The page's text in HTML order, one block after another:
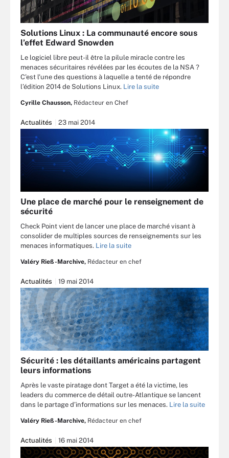
Solutions Linux : La communauté encore sous
l’effet Edward Snowden
Le logiciel libre peut-il être la pilule miracle contre les
menaces sécuritaires révélées par les écoutes de la NSA ?
C’est l'une des questions à laquelle a tenté de répondre
l’édition 2014 de Solutions Linux. Lire la suite
Cyrille Chausson, Rédacteur en Chef
Actualités 23 mai 2014
Une place de marché pour le renseignement de
sécurité
Check Point vient de lancer une place de marché visant à
consolider de multiples sources de renseignements sur les
menaces informatiques. Lire la suite
Valéry Rieß-Marchive, Rédacteur en chef
Actualités 19 mai 2014
Sécurité : les détaillants américains partagent
leurs informations
Après le vaste piratage dont Target a été la victime, les
leaders du commerce de détail outre-Atlantique se lancent
dans le partage d’informations sur les menaces. Lire la suite
Valéry Rieß-Marchive, Rédacteur en chef
Actualités 16 mai 2014